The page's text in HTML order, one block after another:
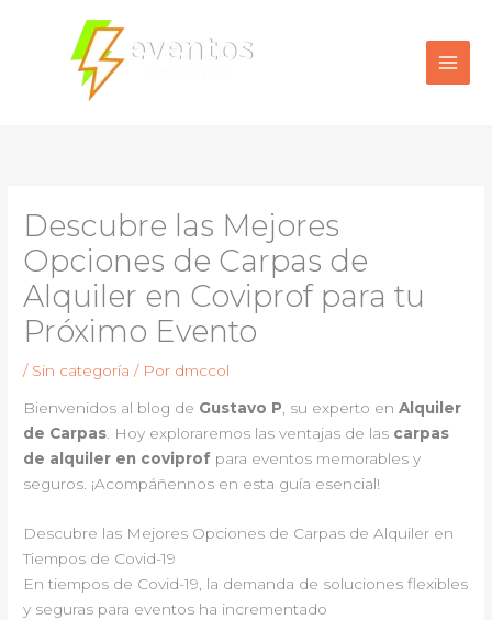
contenido
Descubre las Mejores
Opciones de Carpas de
Alquiler en Coviprof para tu
Próximo Evento
/ Sin categoría / Por dmccol
Bienvenidos al blog de Gustavo P, su experto enAlquiler
de Carpas. Hoy exploraremos las ventajas de las carpas
de alquiler en coviprof para eventos memorables y
seguros. ¡Acompáñennos en esta guía esencial!
Descubre las Mejores Opciones de Carpas de Alquiler en
Tiempos de Covid-19
En tiempos de Covid-19, la demanda de soluciones flexibles
y seguras para eventos ha incrementado